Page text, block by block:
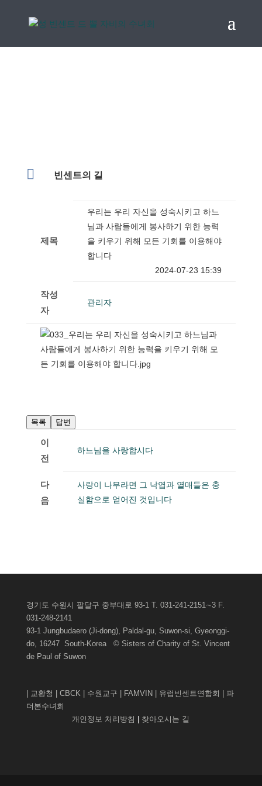
 빈센트의 길
제목
우리는 우리 자신을 성숙시키고 하느
님과 사람들에게 봉사하기 위한 능력
을 키우기 위해 모든 기회를 이용해야
합니다
2024-07-23 15:39
작성
자
관리자
목록 답변
이
전
하느님을 사랑합시다
다
음
사랑이 나무라면 그 낙엽과 열매들은 충
실함으로 얻어진 것입니다
경기도 수원시 팔달구 중부대로 93-1 T. 031-241-2151∼3 F.
031-248-2141
93-1 Jungbudaero (Ji-dong), Paldal-gu, Suwon-si, Gyeonggi-
do, 16247 South-Korea © Sisters of Charity of St. Vincent
de Paul of Suwon
교황청 CBCK| 수원교구 FAMVIN 유럽빈센트연합회
파
더본수녀회
개인정보 처리방침
찾아오시는 길